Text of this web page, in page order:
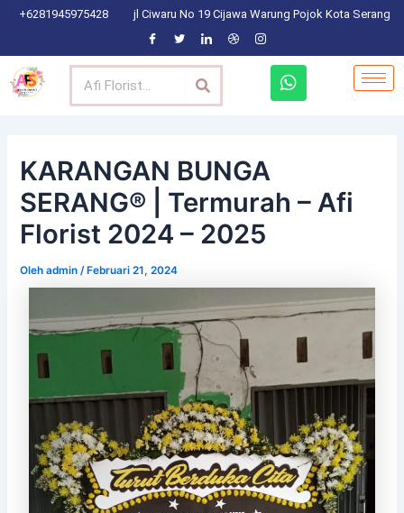
Lewati
konten
+6281945975428 jl Ciwaru No 19 Cijawa Warung Pojok Kota Serang
Search
W
h
p
KARANGAN BUNGA
SERANG® | Termurah – Afi
Florist 2024 – 2025
Olehadmin /Februari 21, 2024
Post